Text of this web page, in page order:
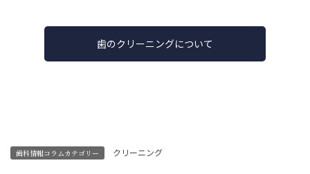
歯のクリーニングについて
歯科情報コラムカテゴリー クリーニング